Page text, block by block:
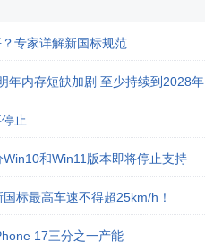
专家详解新国标规范
年内存短缺加剧 至少持续到2028年
止
和Win11版本即将停止支持
标最高车速不得超25km/h！
17三分之一产能